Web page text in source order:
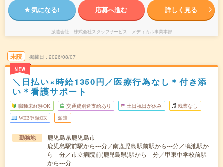
気になる! 応募へ進む 詳しく見る
派遣会社 株式会社スタッフサービス メディカル事業本部
未読
NEW
掲載日 2026/08/07
＼日払い×時給1350円／医療行為なし＊付き添
い＊看護サポート
職種未経験OK 交通費別途支給あり 土日祝日が休み 残業なし
WEB登録OK 派遣
勤務地
鹿児島県鹿児島市
鹿児島駅前駅から---分／南鹿児島駅前駅から---分／鴨池駅か
ら---分／市立病院前(鹿児島県)駅から---分／甲東中学校前駅
から---分